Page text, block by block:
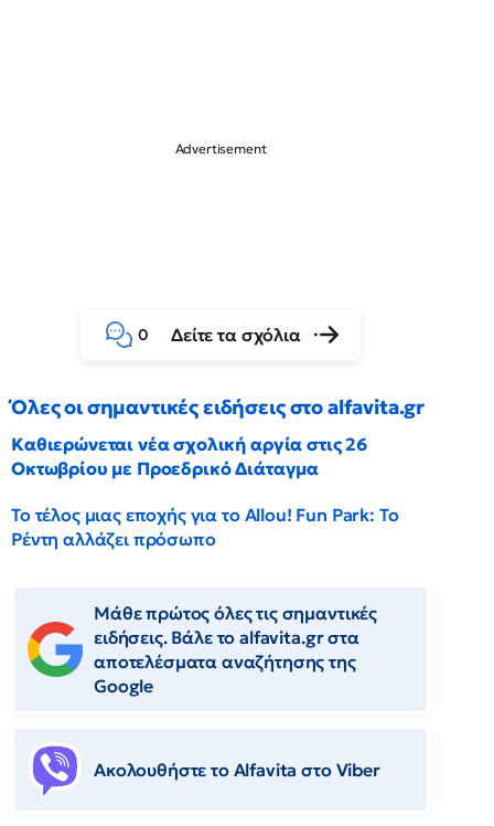
0 Δείτε τα σχόλια
Όλες οι σημαντικές ειδήσεις στο alfavita.gr
Καθιερώνεται νέα σχολική αργία στις 26
Οκτωβρίου με Προεδρικό Διάταγμα
Το τέλος μιας εποχής για το Allou! Fun Park: Το
Ρέντη αλλάζει πρόσωπο
Μάθε πρώτος όλες τις σημαντικές
ειδήσεις. Βάλε το alfavita.gr στα
αποτελέσματα αναζήτησης της
Google
Ακολουθήστε το Αlfavita στο Viber